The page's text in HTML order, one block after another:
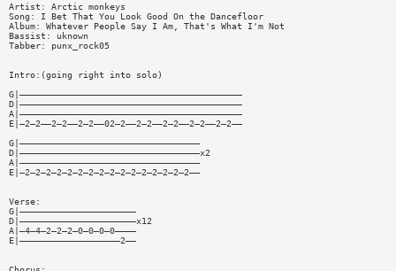
Artist: Arctic monkeys
Song: I Bet That You Look Good On the Dancefloor
Album: Whatever People Say I Am, That's What I'm Not
Bassist: uknown
Tabber: punx_rock05
Intro:(going right into solo)
G|——————————————————————————————————————————
D|——————————————————————————————————————————
A|——————————————————————————————————————————
E|—2—2——2—2——2—2——02—2——2—2——2—2——2—2——2—2——
G|——————————————————————————————————
D|——————————————————————————————————x2
A|——————————————————————————————————
E|—2—2—2—2—2—2—2—2—2—2—2—2—2—2—2—2——
Verse:
G|——————————————————————
D|——————————————————————x12
A|—4—4—2—2—2—0—0—0—0————
E|———————————————————2——